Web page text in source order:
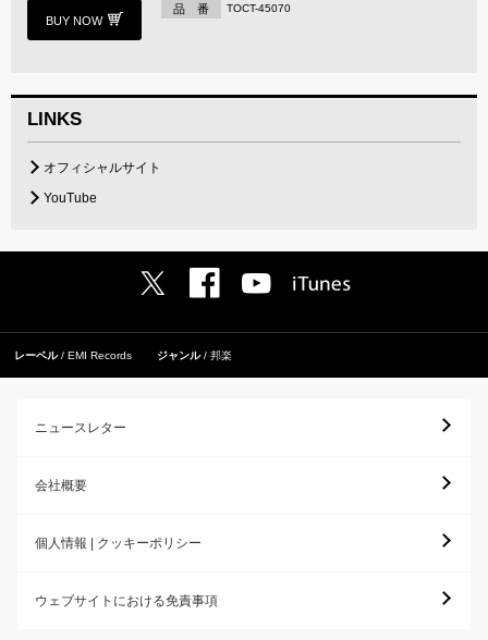
BUY NOW
品 番 TOCT-45070
LINKS
オフィシャルサイト
YouTube
レーベル EMI Records ジャンル 邦楽
ニュースレター
会社概要
個人情報 | クッキーポリシー
ウェブサイトにおける免責事項